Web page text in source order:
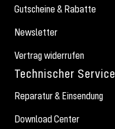
Gutscheine & Rabatte
Newsletter
Vertrag widerrufen
Technischer Service
Reparatur & Einsendung
Download Center